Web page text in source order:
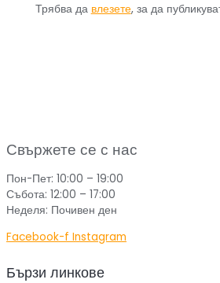
Трябва да влезете, за да
Свържете се с нас
Пон-Пет: 10:00 – 19:00
Събота: 12:00 – 17:00
Неделя: Почивен ден
Facebook-f Instagram
Бързи линкове